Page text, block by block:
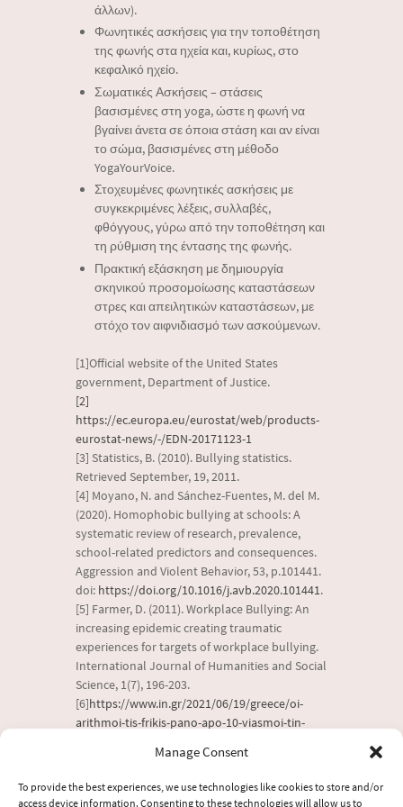
Manage Consent
To provide the best experiences, we use technologies like cookies to store and/or
access device information. Consenting to these technologies will allow us to
άλλων).
Φωνητικές ασκήσεις για την τοποθέτηση
της φωνής στα ηχεία και, κυρίως, στο
κεφαλικό ηχείο.
Σωματικές Ασκήσεις – στάσεις
βασισμένες στη yoga, ώστε η φωνή να
βγαίνει άνετα σε όποια στάση και αν είναι
το σώμα, βασισμένες στη μέθοδο
YogaYourVoice.
Στοχευμένες φωνητικές ασκήσεις με
συγκεκριμένες λέξεις, συλλαβές,
φθόγγους, γύρω από την τοποθέτηση και
τη ρύθμιση της έντασης της φωνής.
Πρακτική εξάσκηση με δημιουργία
σκηνικού προσομοίωσης καταστάσεων
στρες και απειλητικών καταστάσεων, με
στόχο τον αιφνιδιασμό των ασκούμενων.
[1]Official website of the United States
government, Department of Justice.
[2]
https://ec.europa.eu/eurostat/web/products-
eurostat-news/-/EDN-20171123-1
[3] Statistics, B. (2010). Bullying statistics.
Retrieved September, 19, 2011.
[4] Moyano, N. and Sánchez-Fuentes, M. del M.
(2020). Homophobic bullying at schools: A
systematic review of research, prevalence,
school-related predictors and consequences.
Aggression and Violent Behavior, 53, p.101441.
doi: https://doi.org/10.1016/j.avb.2020.101441.
[5] Farmer, D. (2011). Workplace Bullying: An
increasing epidemic creating traumatic
experiences for targets of workplace bullying.
International Journal of Humanities and Social
Science, 1(7), 196-203.
[6]https://www.in.gr/2021/06/19/greece/oi-
arithmoi-tis-frikis-pano-apo-10-viasmoi-tin-
underestimate-the-power-of-your-voice